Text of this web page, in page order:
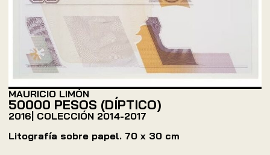
MAURICIO LIMÓN
50000 PESOS (DÍPTICO)
2016 | COLECCIÓN 2014-2017
Litografía sobre papel. 70 x 30 cm